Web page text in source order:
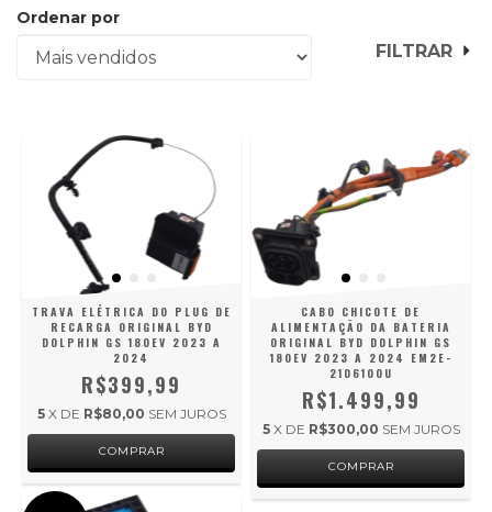
Ordenar por
FILTRAR
TRAVA ELÉTRICA DO PLUG DE
RECARGA ORIGINAL BYD
DOLPHIN GS 180EV 2023 A
2024
R$399,99
5 X DE R$80,00 SEM JUROS
CABO CHICOTE DE
ALIMENTAÇÃO DA BATERIA
ORIGINAL BYD DOLPHIN GS
180EV 2023 A 2024 EM2E-
2106100U
R$1.499,99
5 X DE R$300,00 SEM JUROS